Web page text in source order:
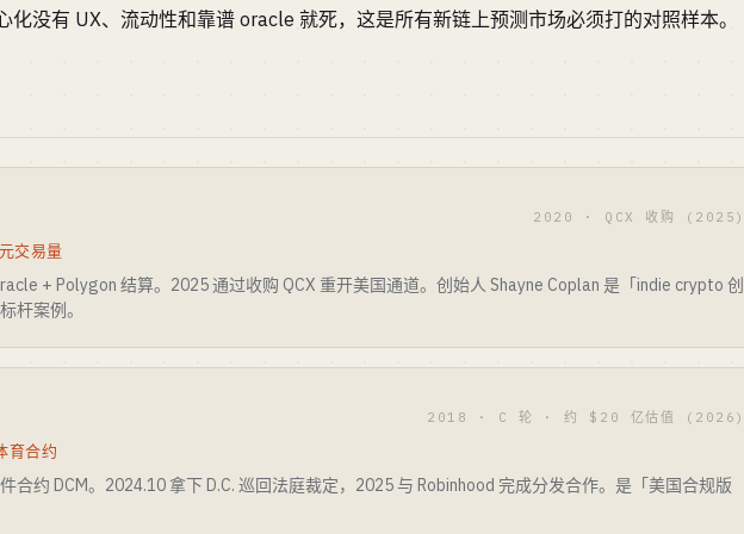
没有 UX、流动性和靠谱 oracle 就死，这是所有新链上预测市场必须打的对照样本。
2020 · QCX 收购 (2025)
交易量
+ Polygon 结算。2025 通过收购 QCX 重开美国通道。创始人 Shayne Coplan 是「indie crypto 创
杆案例。
2018 · C 轮 · 约 $20 亿估值 (2026)
合约
合约 DCM。2024.10 拿下 D.C. 巡回法庭裁定，2025 与 Robinhood 完成分发合作。是「美国合规版